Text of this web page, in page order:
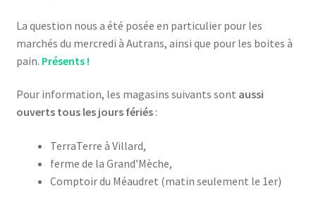
La question nous a été posée en particulier pour les
marchés du mercredi à Autrans, ainsi que pour les boites à
pain. Présents !
Pour information, les magasins suivants sont aussi
ouverts tous les jours fériés:
TerraTerre à Villard,
ferme de la Grand’Mèche,
Comptoir du Méaudret (matin seulement le 1er)